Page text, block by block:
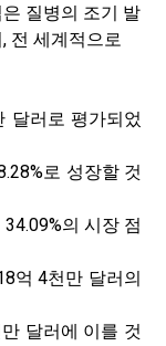
질병의 조기 발
전 세계적으로
달러로 평가되었
로 성장할 것
의 시장 점
억 4천만 달러의
달러에 이를 것